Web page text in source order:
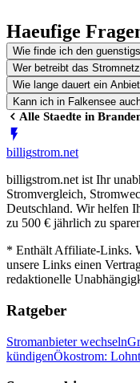
Haeufige
Wie finde ich den
Wer betreibt das
Wie lange dauert ein
Kann ich in Falkensee
Alle Staedte in
billigstrom.net
billigstrom.net ist Ihr
Stromvergleich,
Deutschland. Wir helfen
zu 500 € jährlich zu
* Enthält Affiliate-Links.
unsere Links einen
redaktionelle
Ratgeber
Stromanbieter wechseln
kündigenÖkostrom: